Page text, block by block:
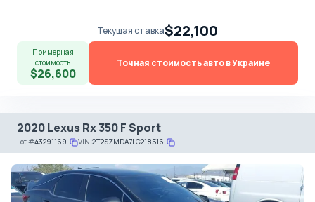
Текущая ставка$22,100
Примерная
стоимость
$26,600
Точная стоимость авто в Украине
2020 Lexus Rx 350 F Sport
Lot#43291169 VIN:2T2SZMDA7LC218516